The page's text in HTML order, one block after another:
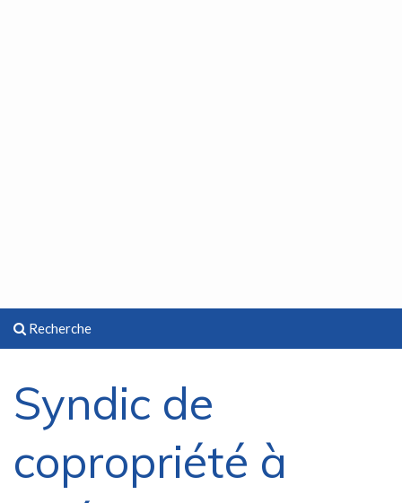
Recherche
Syndic de
copropriété à